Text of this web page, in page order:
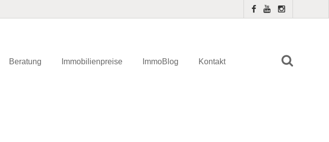
Beratung Immobilienpreise ImmoBlog Kontakt